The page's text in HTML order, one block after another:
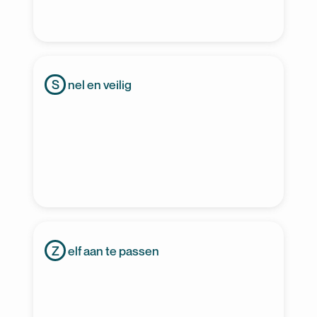
S nel en veilig
Z elf aan te passen